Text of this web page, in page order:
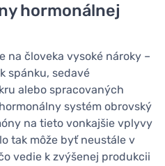
hormonálnej
na človeka vysoké nároky –
spánku, sedavé
alebo spracovaných
systém obrovský
na tieto vonkajšie vplyvy
tak môže byť neustále v
vedie k zvýšenej produkcii